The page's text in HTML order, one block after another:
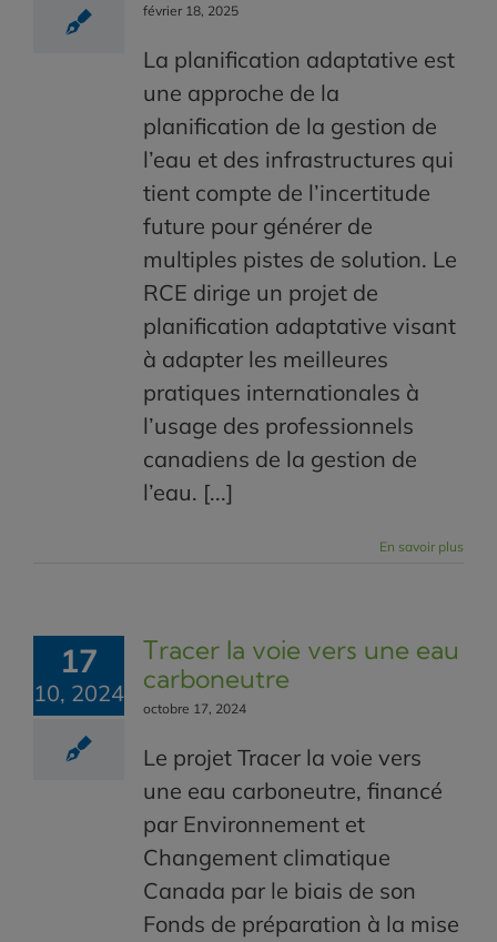
février 18, 2025
La planification adaptative est
une approche de la
planification de la gestion de
l’eau et des infrastructures qui
tient compte de l’incertitude
future pour générer de
multiples pistes de solution. Le
RCE dirige un projet de
planification adaptative visant
à adapter les meilleures
pratiques internationales à
l’usage des professionnels
canadiens de la gestion de
l’eau. [...]
En savoir plus
17
10, 2024
Tracer la voie vers une eau
carboneutre
octobre 17, 2024
Le projet Tracer la voie vers
une eau carboneutre, financé
par Environnement et
Changement climatique
Canada par le biais de son
Fonds de préparation à la mise